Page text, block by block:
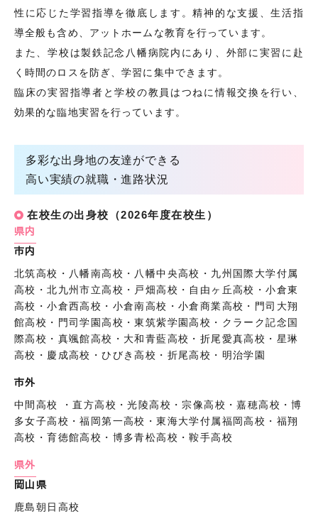
性に応じた学習指導を徹底します。精神的な支援、生活指
導全般も含め、アットホームな教育を行っています。
また、学校は製鉄記念八幡病院内にあり、外部に実習に赴
く時間のロスを防ぎ、学習に集中できます。
臨床の実習指導者と学校の教員はつねに情報交換を行い、
効果的な臨地実習を行っています。
多彩な出身地の友達ができる
高い実績の就職・進路状況
在校生の出身校（2026年度在校生）
県内
市内
北筑高校・八幡南高校・八幡中央高校・九州国際大学付属
高校・北九州市立高校・戸畑高校・自由ヶ丘高校・小倉東
高校・小倉西高校・小倉南高校・小倉商業高校・門司大翔
館高校・門司学園高校・東筑紫学園高校・クラーク記念国
際高校・真颯館高校・大和青藍高校・折尾愛真高校・星琳
高校・慶成高校・ひびき高校・折尾高校・明治学園
市外
中間高校 ・直方高校・光陵高校・宗像高校・嘉穂高校・博
多女子高校・福岡第一高校・東海大学付属福岡高校・福翔
高校・育徳館高校・博多青松高校・鞍手高校
県外
岡山県
鹿島朝日高校